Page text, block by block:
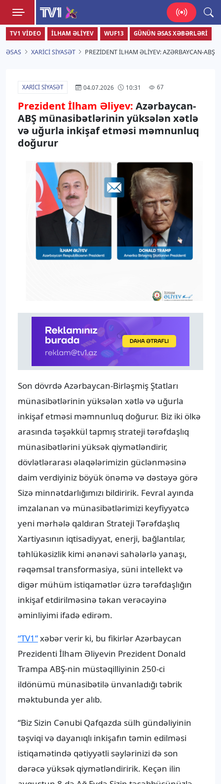
TV1
Zamanı bizimlə yaşa!
TV1 VIDEO İLHAM ƏLIYEV WUF13 GÜNÜN ƏSAS XƏBƏRLƏRI
ƏSAS XARICI SIYASƏT PREZIDENT İLHAM ƏLIYEV: AZƏRBAYCAN-
XARICI SIYASƏT 04.07.2026 10:31 67
Prezident İlham Əliyev: Azərbaycan-
ABŞ münasibətlərinin yüksələn xətlə
və uğurla inkişaf etməsi məmnunluq
doğurur
Son dövrdə Azərbaycan-Birləşmiş Ştatları
münasibətlərinin yüksələn xətlə və uğurla
inkişaf etməsi məmnunluq doğurur. Biz iki ölkə
arasında təşəkkül tapmış strateji tərəfdaşlıq
münasibətlərini yüksək qiymətləndirir,
dövlətlərarası əlaqələrimizin güclənməsinə
daim verdiyiniz böyük önəmə və dəstəyə görə
Sizə minnətdarlığımızı bildiririk. Fevral ayında
imzalanan və münasibətlərimizi keyfiyyətcə
yeni mərhələ qaldıran Strateji Tərəfdaşlıq
Xartiyasının iqtisadiyyat, enerji, bağlantılar,
təhlükəsizlik kimi ənənəvi sahələrlə yanaşı,
rəqəmsal transformasiya, süni intellekt və
digər mühüm istiqamətlər üzrə tərəfdaşlığın
inkişaf etdirilməsinə təkan verəcəyinə
əminliyimi ifadə edirəm.
“TV1”xəbər verir ki, bu fikirlər Azərbaycan
Prezidenti İlham Əliyevin Prezident Donald
Trampa ABŞ-nin müstəqilliyinin 250-ci
ildönümü münasibətilə ünvanladığı təbrik
məktubunda yer alıb.
“Biz Sizin Cənubi Qafqazda sülh gündəliyinin
təşviqi və dayanıqlı inkişafın təmin edilməsi
istiqamətində qətiyyətli səylərinizi də son
dərəcə yüksək qiymətləndiririk. Keçən ilin